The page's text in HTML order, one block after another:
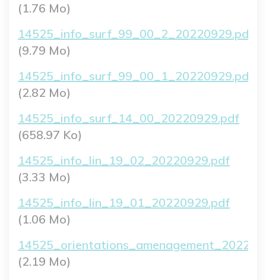
(1.76 Mo)
Fichier
14525_info_surf_99_00_2_20220929.pdf
(9.79 Mo)
Fichier
14525_info_surf_99_00_1_20220929.pdf
(2.82 Mo)
Fichier
14525_info_surf_14_00_20220929.pdf
(658.97 Ko)
Fichier
14525_info_lin_19_02_20220929.pdf
(3.33 Mo)
Fichier
14525_info_lin_19_01_20220929.pdf
(1.06 Mo)
Fichier
(2.19 Mo)